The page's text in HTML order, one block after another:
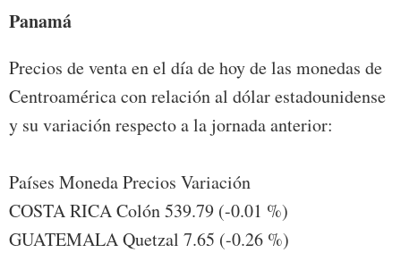
Panamá
Precios de venta en el día de hoy de las monedas de
Centroamérica con relación al dólar estadounidense
y su variación respecto a la jornada anterior:
Países Moneda Precios Variación
COSTA RICA Colón 539.79 (-0.01 %)
GUATEMALA Quetzal 7.65 (-0.26 %)